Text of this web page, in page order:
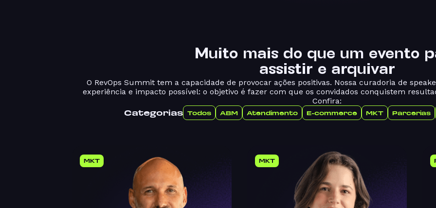
Muito mais do que um evento
assistir e arquivar
O RevOps Summit tem a capacidade de provocar ações positivas. Nossa curadoria de
experiência e impacto possível: o objetivo é fazer com que os convidados conquistem
Confira:
Categorias Todos ABM Atendimento E-commerce MKT Parcerias
MKT MKT